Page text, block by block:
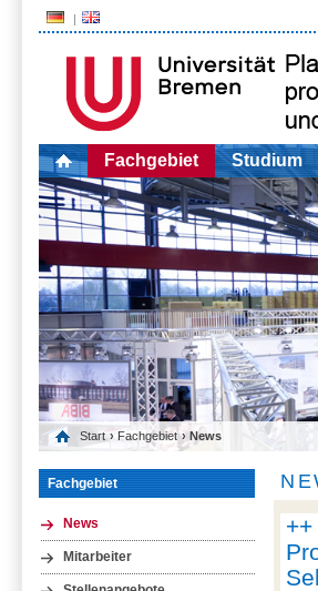
Fachgebiet Studium
Start › Fachgebiet › News
Fachgebiet
News
Mitarbeiter